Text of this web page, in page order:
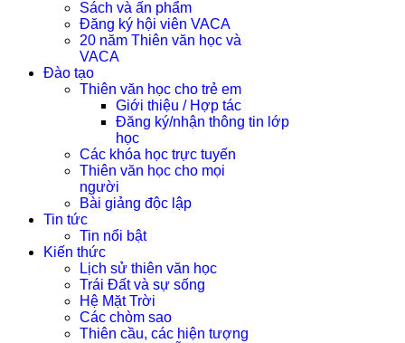
Sách và ấn phẩm
Đăng ký hội viên VACA
20 năm Thiên văn học và
VACA
Đào tạo
Thiên văn học cho trẻ em
Giới thiệu / Hợp tác
Đăng ký/nhận thông tin lớp
học
Các khóa học trực tuyến
Thiên văn học cho mọi
người
Bài giảng độc lập
Tin tức
Tin nổi bật
Kiến thức
Lịch sử thiên văn học
Trái Đất và sự sống
Hệ Mặt Trời
Các chòm sao
Thiên cầu, các hiện tượng